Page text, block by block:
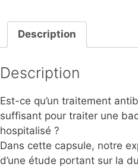
Description
Description
Est-ce qu’un traitement
suffisant pour traiter une
hospitalisé ?
Dans cette capsule, notre
d’une étude portant sur la